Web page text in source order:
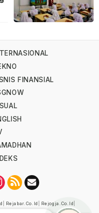
FINANSIAL
Rejabar.co.id Rejogja.co.id